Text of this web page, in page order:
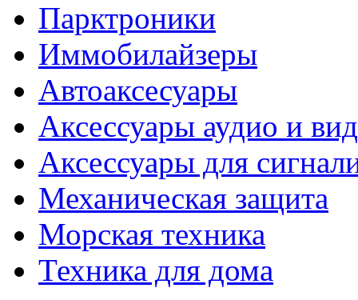
Парктроники
Иммобилайзеры
Автоаксесуары
Аксессуары аудио и
Аксессуары для
Механическая защита
Морская техника
Техника для дома